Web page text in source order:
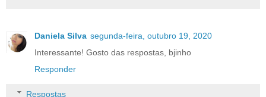
Daniela Silva segunda-feira, outubro 19, 2020
Interessante! Gosto das respostas, bjinho
Responder
Respostas